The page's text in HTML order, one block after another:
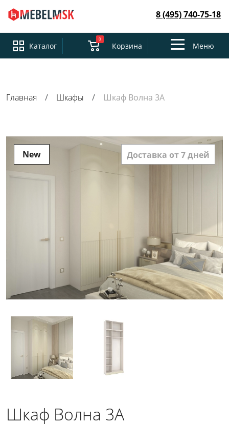
8 (495) 740-75-18
Каталог
0
Корзина
ToggleМеню
Главная Шкафы Шкаф Волна 3А
New Доставка от 7 дней
Шкаф Волна 3А